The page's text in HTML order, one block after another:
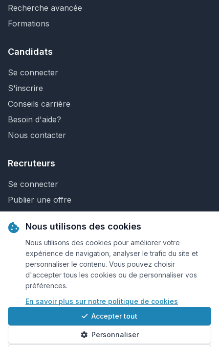
Recherche avancée
Formations
Candidats
Se connecter
S'inscrire
Conseils carrière
Besoin d'aide?
Nous contacter
Recruteurs
Se connecter
Publier une offre
Nous contacter
© 2026 Keejob.com. Tous droits réservés.
Conditions et règlement
Cookies
Qui sommes-nous?
Nous utilisons des cookies
Nous utilisons des cookies pour améliorer votre
expérience de navigation, analyser le trafic du site et
personnaliser le contenu. Vous pouvez choisir
d'accepter tous les cookies ou de personnaliser vos
préférences.
En savoir plus sur notre politique de cookies
Accepter tout
Personnaliser